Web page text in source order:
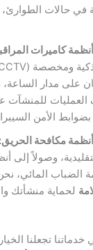
في حالات
كاميرات
على مدار الساعة،
العمليات للمنشآت
بضوابط الأمن
مكافحة الحريق:
وصولاً إلى
الضباب المائي،
لحماية منشأتك
تجعلنا